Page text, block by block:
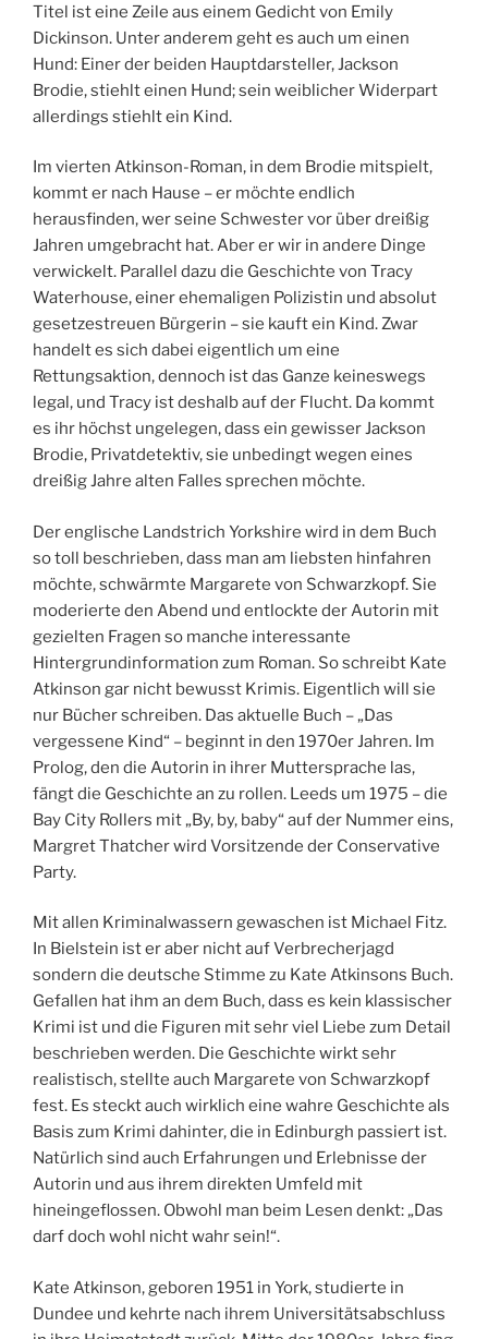
Titel ist eine Zeile aus einem Gedicht von Emily
Dickinson. Unter anderem geht es auch um einen
Hund: Einer der beiden Hauptdarsteller, Jackson
Brodie, stiehlt einen Hund; sein weiblicher Widerpart
allerdings stiehlt ein Kind.
Im vierten Atkinson-Roman, in dem Brodie mitspielt,
kommt er nach Hause – er möchte endlich
herausfinden, wer seine Schwester vor über dreißig
Jahren umgebracht hat. Aber er wir in andere Dinge
verwickelt. Parallel dazu die Geschichte von Tracy
Waterhouse, einer ehemaligen Polizistin und absolut
gesetzestreuen Bürgerin – sie kauft ein Kind. Zwar
handelt es sich dabei eigentlich um eine
Rettungsaktion, dennoch ist das Ganze keineswegs
legal, und Tracy ist deshalb auf der Flucht. Da kommt
es ihr höchst ungelegen, dass ein gewisser Jackson
Brodie, Privatdetektiv, sie unbedingt wegen eines
dreißig Jahre alten Falles sprechen möchte.
Der englische Landstrich Yorkshire wird in dem Buch
so toll beschrieben, dass man am liebsten hinfahren
möchte, schwärmte Margarete von Schwarzkopf. Sie
moderierte den Abend und entlockte der Autorin mit
gezielten Fragen so manche interessante
Hintergrundinformation zum Roman. So schreibt Kate
Atkinson gar nicht bewusst Krimis. Eigentlich will sie
nur Bücher schreiben. Das aktuelle Buch – „Das
vergessene Kind“ – beginnt in den 1970er Jahren. Im
Prolog, den die Autorin in ihrer Muttersprache las,
fängt die Geschichte an zu rollen. Leeds um 1975 – die
Bay City Rollers mit „By, by, baby“ auf der Nummer eins,
Margret Thatcher wird Vorsitzende der Conservative
Party.
Mit allen Kriminalwassern gewaschen ist Michael Fitz.
In Bielstein ist er aber nicht auf Verbrecherjagd
sondern die deutsche Stimme zu Kate Atkinsons Buch.
Gefallen hat ihm an dem Buch, dass es kein klassischer
Krimi ist und die Figuren mit sehr viel Liebe zum Detail
beschrieben werden. Die Geschichte wirkt sehr
realistisch, stellte auch Margarete von Schwarzkopf
fest. Es steckt auch wirklich eine wahre Geschichte als
Basis zum Krimi dahinter, die in Edinburgh passiert ist.
Natürlich sind auch Erfahrungen und Erlebnisse der
Autorin und aus ihrem direkten Umfeld mit
hineingeflossen. Obwohl man beim Lesen denkt: „Das
darf doch wohl nicht wahr sein!“.
Kate Atkinson, geboren 1951 in York, studierte in
Dundee und kehrte nach ihrem Universitätsabschluss